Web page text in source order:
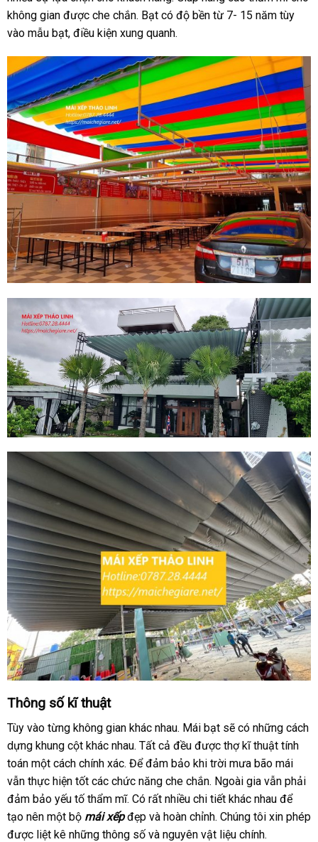
không gian được che chắn. Bạt có độ bền từ 7- 15 năm tùy
vào mẫu bạt, điều kiện xung quanh.
Thông số kĩ thuật
Tùy vào từng không gian khác nhau. Mái bạt sẽ có những cách
dựng khung cột khác nhau. Tất cả đều được thợ kĩ thuật tính
toán một cách chính xác. Để đảm bảo khi trời mưa bão mái
vẫn thực hiện tốt các chức năng che chắn. Ngoài gia vẫn phải
đảm bảo yếu tố thẩm mĩ. Có rất nhiều chi tiết khác nhau để
tạo nên một bộ mái xếpđẹp và hoàn chỉnh. Chúng tôi xin phép
được liệt kê những thông số và nguyên vật liệu chính.